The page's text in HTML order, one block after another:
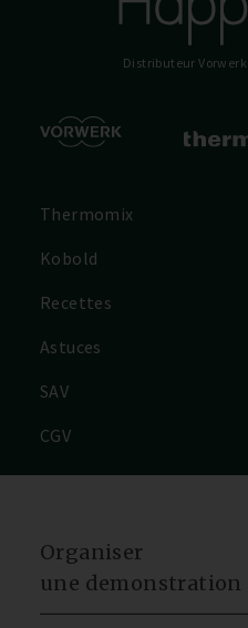
Distributeur Vorwerk
Thermomix
Kobold
Recettes
Astuces
SAV
CGV
Organiser
une demonstration